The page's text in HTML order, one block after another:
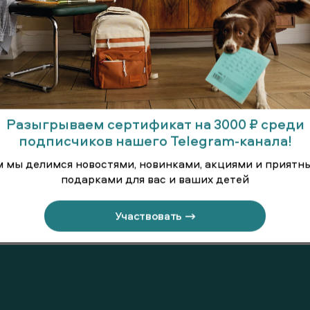
Поло на молнии
Разыгрываем сертификат на 3000 ₽ среди
подписчиков нашего Telegram-канала!
мы делимся новостями, новинками, акциями и
подарками для вас и ваших детей
Участвовать →